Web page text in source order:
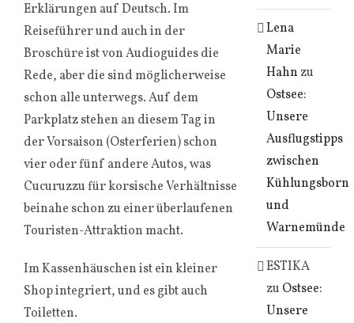
Erklärungen auf Deutsch. Im
Reiseführer und auch in der
Broschüre ist von Audioguides die
Rede, aber die sind möglicherweise
schon alle unterwegs. Auf dem
Parkplatz stehen an diesem Tag in
der Vorsaison (Osterferien) schon
vier oder fünf andere Autos, was
Cucuruzzu für korsische Verhältnisse
beinahe schon zu einer überlaufenen
Touristen-Attraktion macht.
Im Kassenhäuschen ist ein kleiner
Shop integriert, und es gibt auch
Toiletten.
Lena
Marie
Hahnzu
Ostsee:
Unsere
Ausflugstipps
zwischen
Kühlungsborn
und
Warnemünde
ESTIKA
zu Ostsee:
Unsere